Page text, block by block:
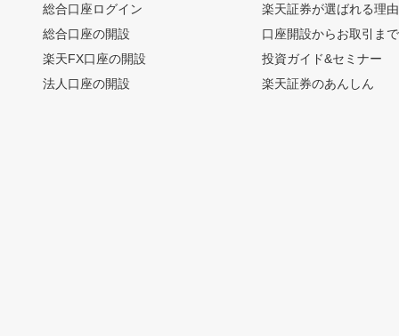
総合口座ログイン
総合口座の開設
楽天FX口座の開設
法人口座の開設
楽天証券が選ばれる理由
口座開設からお取引ま
投資ガイド&セミナー
楽天証券のあんしん